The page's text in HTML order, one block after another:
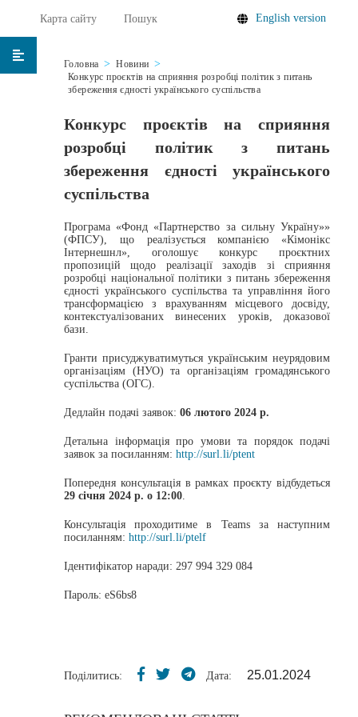
Карта сайту Пошук English version
Головна
Новини
Конкурс проєктів на сприяння розробці політик з питань
збереження єдності українського суспільства
Конкурс проєктів на сприяння
розробці політик з питань
збереження єдності українського
суспільства
Програма «Фонд «Партнерство за сильну Україну»»
(ФПСУ), що реалізується компанією «Кімонікс
Інтернешнл», оголошує конкурс проєктних
пропозицій щодо реалізації заходів зі сприяння
розробці національної політики з питань збереження
єдності українського суспільства та управління його
трансформацією з врахуванням місцевого досвіду,
контекстуалізованих винесених уроків, доказової
бази.
Гранти присуджуватимуться українським неурядовим
організаціям (НУО) та організаціям громадянського
суспільства (ОГС).
Дедлайн подачі заявок: 06 лютого 2024 р.
Детальна інформація про умови та порядок подачі
заявок за посиланням: http://surl.li/ptent
Попередня консультація в рамках проєкту відбудеться
29 січня 2024 р. о 12:00.
Консультація проходитиме в Teams за наступним
посиланням: http://surl.li/ptelf
Ідентифікатор наради: 297 994 329 084
Пароль: eS6bs8
Поділитись: Дата: 25.01.2024